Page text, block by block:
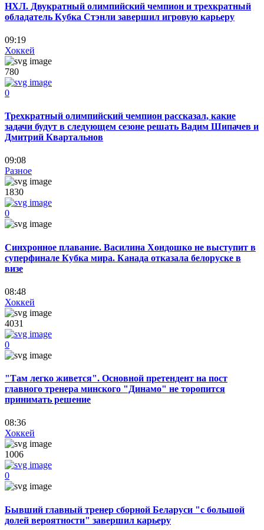
НХЛ. Двукратный олимпийский чемпион и трехкратный
обладатель Кубка Стэнли завершил игровую карьеру
09:19
Хоккей
780
0
Трехкратный олимпийский чемпион рассказал, какие
задачи будут в следующем сезоне решать Вадим Шипачев и
Дмитрий Квартальнов
09:08
Разное
1830
0
Синхронное плавание. Василина Хондошко не выступит в
суперфинале Кубка мира. Канада отказала белоруске в
визе
08:48
Хоккей
4031
0
"Там легко живется". Основной претендент на пост
главного тренера минского "Динамо" не торопится
принимать решение
08:36
Хоккей
1006
0
Бывший главный тренер сборной Беларуси "с большой
долей вероятности" завершил карьеру